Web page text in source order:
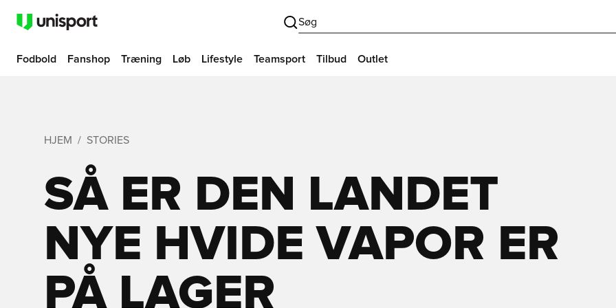
Søg
Fodbold Fanshop Træning Løb Lifestyle Teamsport Tilbud Outlet
HJEM STORIES
SÅ ER DEN LANDET 
NYE HVIDE VAPOR ER
PÅ LAGER